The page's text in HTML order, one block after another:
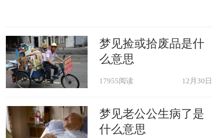
梦刀。凡梦之者，宜忍耐为主，有
吉无灾。《梦林玄解》
主大事，小刀主小事，刀钝不祥。官吏
梦见捡或拾废品是什
么意思
17955阅读 12月30日
梦见老公公生病了是
什么意思